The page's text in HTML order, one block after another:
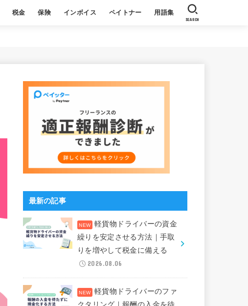
税金 保険 インボイス ペイトナー 用語集
SEARCH
最新の記事
軽貨物ドライバーの資金
繰りを安定させる方法｜手取
りを増やして税金に備える
2026.08.06
軽貨物ドライバーのファ